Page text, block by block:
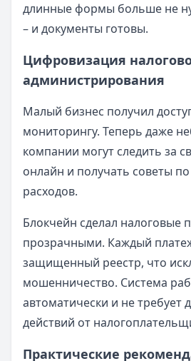
длинные формы больше не
– и документы готовы.
Цифровизация
администрирования
Малый бизнес получил
мониторингу. Теперь даже
компании могут следить за
онлайн и получать советы
расходов.
Блокчейн сделал налоговые
прозрачными. Каждый
защищенный реестр, что
мошенничество. Система
автоматически и не требует
действий от
Практические